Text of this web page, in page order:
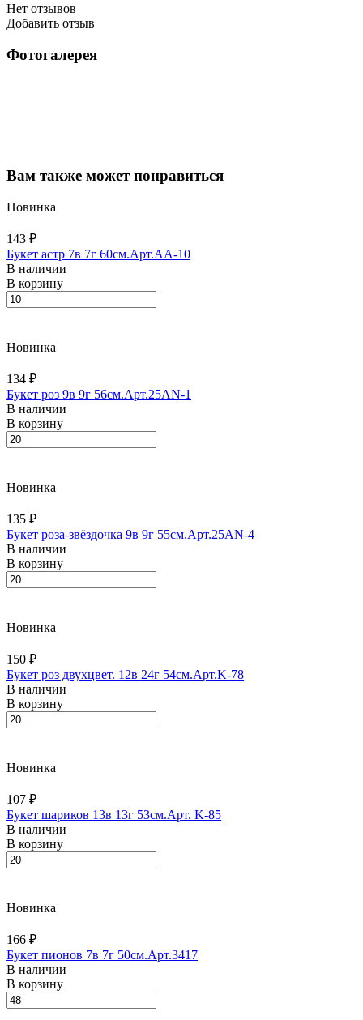
Нет отзывов
Добавить отзыв
Фотогалерея
Вам также может понравиться
Новинка
143 ₽
Букет астр 7в 7г 60см.Арт.AA-10
В наличии
В корзину
Новинка
134 ₽
Букет роз 9в 9г 56см.Арт.25AN-1
В наличии
В корзину
Новинка
135 ₽
Букет роза-звёздочка 9в 9г 55см.Арт.25AN-4
В наличии
В корзину
Новинка
150 ₽
Букет роз двухцвет. 12в 24г 54см.Арт.K-78
В наличии
В корзину
Новинка
107 ₽
Букет шариков 13в 13г 53см.Арт. K-85
В наличии
В корзину
Новинка
166 ₽
Букет пионов 7в 7г 50см.Арт.3417
В наличии
В корзину